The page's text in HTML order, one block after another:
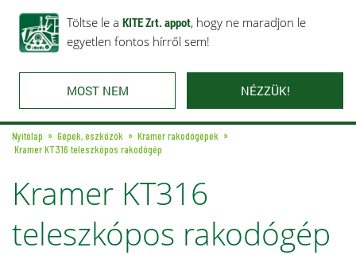
Töltse le a KITE Zrt. appot, hogy ne maradjon le
egyetlen fontos hírről sem!
MOST NEM NÉZZÜK!
Rólunk Ajánlataink Karrier Kapcsolat
Nyitólap Gépek, eszközök
Kramer rakodógépek
Kramer KT316 teleszkópos rakodógép
Kramer KT316
teleszkópos rakodógép